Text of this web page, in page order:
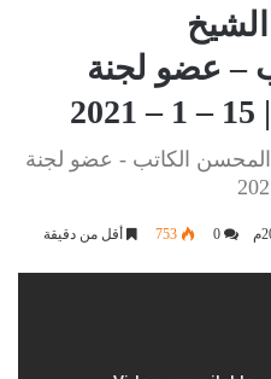
الشيخ
– عضو لجنة
الكاتب - عضو لجنة
0
753 أقل من دقيقة